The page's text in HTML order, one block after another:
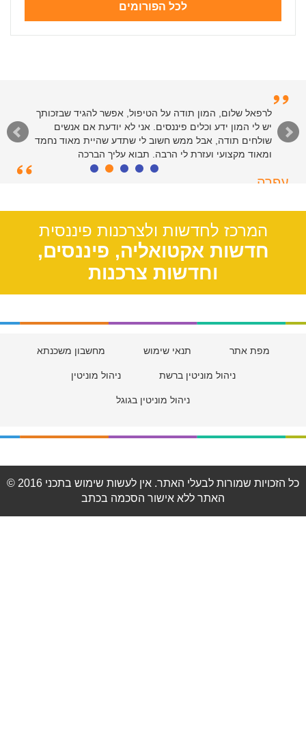
לכל הפורומים
לרפאל שלום, המון תודה על הטיפול, אפשר להגיד שבזכותך
יש לי המון ידע וכלים פיננסים. אני לא יודעת אם אנשים
שולחים תודה, אבל ממש חשוב לי שתדע שהיית מאוד נחמד
ומאוד מקצועי ועזרת לי הרבה. תבוא עליך הברכה
עפרה
המרכז לחדשות ולצרכנות פיננסית
חדשות אקטואליה, פיננסים,
וחדשות צרכנות
מפת אתר תנאי שימוש מחשבון משכנתא
ניהול מוניטין ברשת ניהול מוניטין
ניהול מוניטין בגוגל
© 2016 כל הזכויות שמורות לבעלי האתר. אין לעשות שימוש בתכני
האתר ללא אישור הסכמה בכתב